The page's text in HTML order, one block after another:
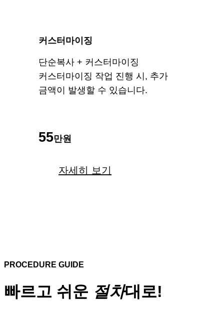
커스터마이징
단순복사 + 커스터마이징
커스터마이징 작업 진행 시, 추가
금액이 발생할 수 있습니다.
55만원
자세히 보기
PROCEDURE GUIDE
빠르고 쉬운 절차대로!